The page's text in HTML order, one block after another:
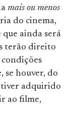
mais ou menos
do cinema,
ainda será
terão direito
se houver, do
tiver adquirido
ao filme,